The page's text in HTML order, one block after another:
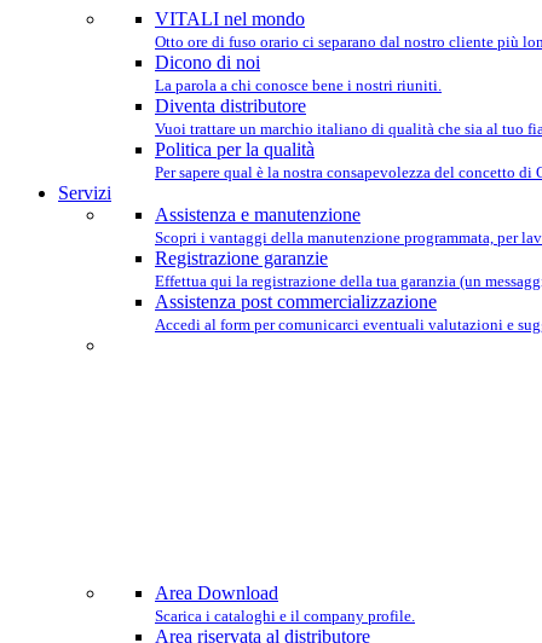
VITALI nel mondo
Otto ore di fuso orario ci separano dal nostro cliente più
Dicono di noi
La parola a chi conosce bene i nostri riuniti.
Diventa distributore
Vuoi trattare un marchio italiano di qualità che sia al tuo
Politica per la qualità
Per sapere qual è la nostra consapevolezza del concetto
Servizi
Assistenza e manutenzione
Scopri i vantaggi della manutenzione programmata, per
Registrazione garanzie
Effettua qui la registrazione della tua garanzia (un
Assistenza post commercializzazione
Accedi al form per comunicarci eventuali valutazioni e
Area Download
Scarica i cataloghi e il company profile.
Area riservata al distributore